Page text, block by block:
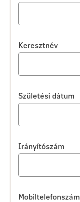
Keresztnév
Születési dátum
Irányítószám
Mobiltelefonszám